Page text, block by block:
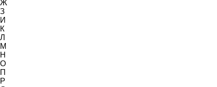
Ж
З
И
К
Л
М
Н
О
П
Р